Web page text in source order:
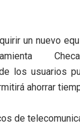
un nuevo
los usuarios
ahorrar
de